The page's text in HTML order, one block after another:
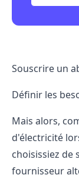
Souscrire un
Définir les
Mais alors,
d'électricité
choisissiez de
fournisseur